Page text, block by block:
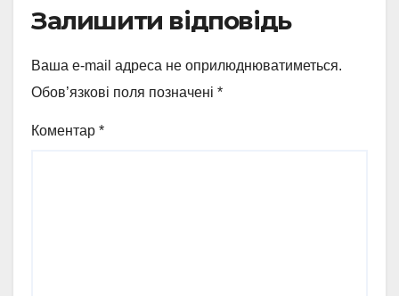
Залишити відповідь
Ваша e-mail адреса не оприлюднюватиметься.
Обов’язкові поля позначені *
Коментар *